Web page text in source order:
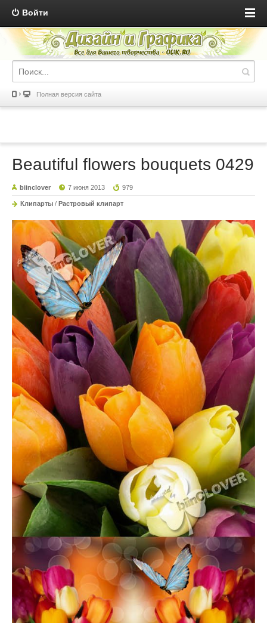
Войти
Полная версия сайта
Beautiful flowers bouquets 0429
biinclover 7 июня 2013 979
Клипарты / Растровый клипарт